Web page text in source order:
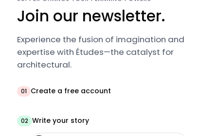
Join our newsletter.
Experience the fusion of imagination and
expertise with Études—the catalyst for
architectural.
01 Create a free account
02 Write your story